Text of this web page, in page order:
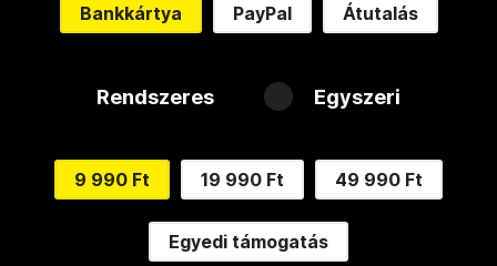
Bankkártya PayPal Átutalás
Rendszeres Egyszeri
9 990 Ft 19 990 Ft 49 990 Ft
Egyedi támogatás